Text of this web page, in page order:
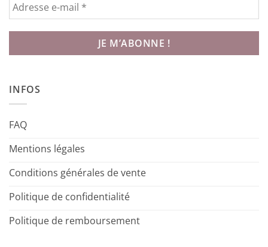
INFOS
FAQ
Mentions légales
Conditions générales de vente
Politique de confidentialité
Politique de remboursement